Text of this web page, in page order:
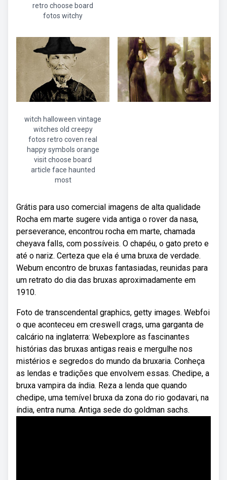
retro choose board
fotos witchy
witch halloween vintage
witches old creepy
fotos retro coven real
happy symbols orange
visit choose board
article face haunted
most
Grátis para uso comercial imagens de alta qualidade
Rocha em marte sugere vida antiga o rover da nasa,
perseverance, encontrou rocha em marte, chamada
cheyava falls, com possíveis. O chapéu, o gato preto e
até o nariz. Certeza que ela é uma bruxa de verdade.
Webum encontro de bruxas fantasiadas, reunidas para
um retrato do dia das bruxas aproximadamente em
1910.
Foto de transcendental graphics, getty images. Webfoi
o que aconteceu em creswell crags, uma garganta de
calcário na inglaterra: Webexplore as fascinantes
histórias das bruxas antigas reais e mergulhe nos
mistérios e segredos do mundo da bruxaria. Conheça
as lendas e tradições que envolvem essas. Chedipe, a
bruxa vampira da índia. Reza a lenda que quando
chedipe, uma temível bruxa da zona do rio godavari, na
índia, entra numa. Antiga sede do goldman sachs.